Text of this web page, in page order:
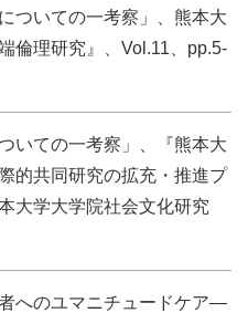
ついての一考察」、熊本大
倫理研究』、Vol.11、pp.5-
いての一考察」、『熊本大
的共同研究の拡充・推進プ
大学大学院社会文化研究
へのユマニチュードケア―